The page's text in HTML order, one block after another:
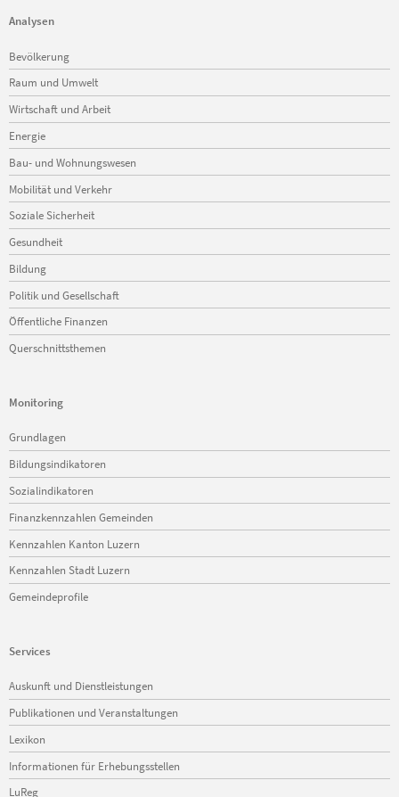
Analysen
Navigation
überspringen
Bevölkerung
Raum und Umwelt
Wirtschaft und Arbeit
Energie
Bau- und Wohnungswesen
Mobilität und Verkehr
Soziale Sicherheit
Gesundheit
Bildung
Politik und Gesellschaft
Öffentliche Finanzen
Querschnittsthemen
Monitoring
Navigation
überspringen
Grundlagen
Bildungsindikatoren
Sozialindikatoren
Finanzkennzahlen Gemeinden
Kennzahlen Kanton Luzern
Kennzahlen Stadt Luzern
Gemeindeprofile
Services
Navigation
überspringen
Auskunft und Dienstleistungen
Publikationen und Veranstaltungen
Lexikon
Informationen für Erhebungsstellen
LuReg